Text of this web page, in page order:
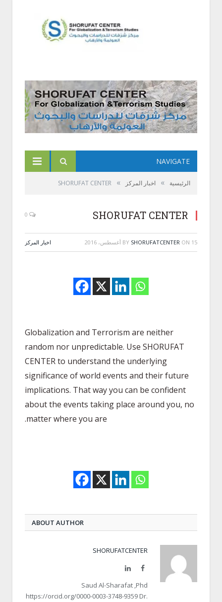
NAVIGATE
الرئيسية » اخبار المركز »
SHORUFAT CENTER
SHORUFAT CENTER
BY SHORUFATCENTER ON 15 أغسطس، 2016 اخبار المركز
Globalization and Terrorism are neither
random nor unpredictable. Use SHORUFAT
CENTER to understand the underlying
significance of world events and their future
implications. That way you can be confident
about the events taking place around you, no
matter where you are.
ABOUT AUTHOR
SHORUFATCENTER
Facebook
LinkedIn
Saud Al-Sharafat ,Phd
https://orcid.org/0000-0003-3748-9359 Dr.